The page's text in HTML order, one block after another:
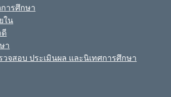
ารศึกษา
ใน
า
จสอบ ประเมินผล และนิเทศการศึกษา